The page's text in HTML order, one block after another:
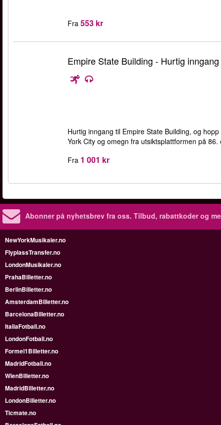
Fra 553 kr
Empire State Building - Hurtig inngang
Hurtig inngang til Empire State Building, og
York City og omegn fra utsiktsplattformen på 86.
Fra 1 001 kr
Abonner på nyhetsbrev fra oss. Tilbud, rabattkoder og
NewYorkMusikaler.no
FlyplassTransfer.no
LondonMusikaler.no
PrahaBilletter.no
BerlinBilletter.no
AmsterdamBilletter.no
BarcelonaBilletter.no
ItaliaFotball.no
LondonFotball.no
Formel1Billetter.no
MadridFotball.no
WienBilletter.no
MadridBilletter.no
LondonBilletter.no
Ticmate.no